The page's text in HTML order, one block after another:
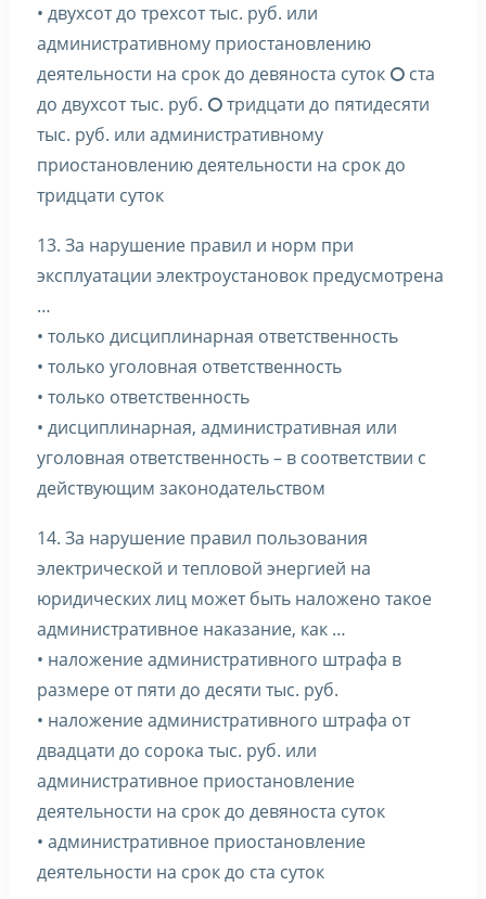
• двухсот до трехсот тыс. руб. или
административному приостановлению
деятельности на срок до девяноста суток ⭘ ста
до двухсот тыс. руб. ⭘ тридцати до пятидесяти
тыс. руб. или административному
приостановлению деятельности на срок до
тридцати суток
13. За нарушение правил и норм при
эксплуатации электроустановок предусмотрена
…
• только дисциплинарная ответственность
• только уголовная ответственность
• только ответственность
• дисциплинарная, административная или
уголовная ответственность – в соответствии с
действующим законодательством
14. За нарушение правил пользования
электрической и тепловой энергией на
юридических лиц может быть наложено такое
административное наказание, как …
• наложение административного штрафа в
размере от пяти до десяти тыс. руб.
• наложение административного штрафа от
двадцати до сорока тыс. руб. или
административное приостановление
деятельности на срок до девяноста суток
• административное приостановление
деятельности на срок до ста суток